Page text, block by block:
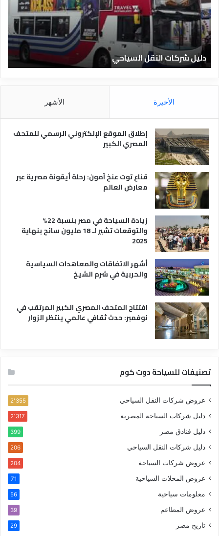
ش
ن
ق
ل
دليل شركات النقل السياحي
ف
ن
ا
ق
ا
ر
الأخيرة الأشهر
إطلاق الموقع الإلكتروني الرسمي للمتحف
المصري الكبير
قناع توت عنخ آمون: رحلة أيقونة مصرية عبر
معارض العالم
زيادة السياحة في مصر بنسبة 22%
والتوقعات تشير لـ 18 مليون سائح بنهاية
2025
أشهر الاتفاقات والمعاهدات السياسية
والحربية في شرم الشيخ
افتتاح المتحف المصري الكبير المرتقب في
نوفمبر: حدث ثقافي عالمي ينتظر الزوار
تصنيفات للسياحة دوت كوم
عروض شركات النقل السياحي 2٬355
دليل شركات السياحة المصرية 2٬317
دليل فنادق مصر 399
دليل شركات النقل السياحي 206
عروض شركات السياحة 204
عروض المحلات السياحية 71
معلومات سياحية 56
عروض المطاعم 39
تاريخ مصر 29